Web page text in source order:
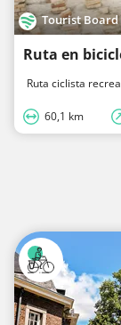
Tourist Board
Ruta en
Ruta ciclista
60,1 km